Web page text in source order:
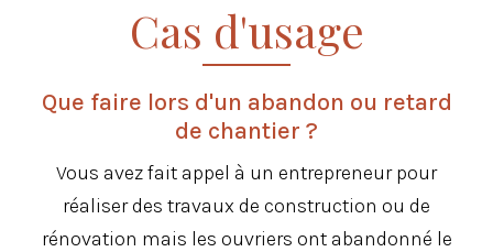
Cas d'usage
Que faire lors d'un abandon ou retard
de chantier ?
Vous avez fait appel à un entrepreneur pour
réaliser des travaux de construction ou de
rénovation mais les ouvriers ont abandonné le